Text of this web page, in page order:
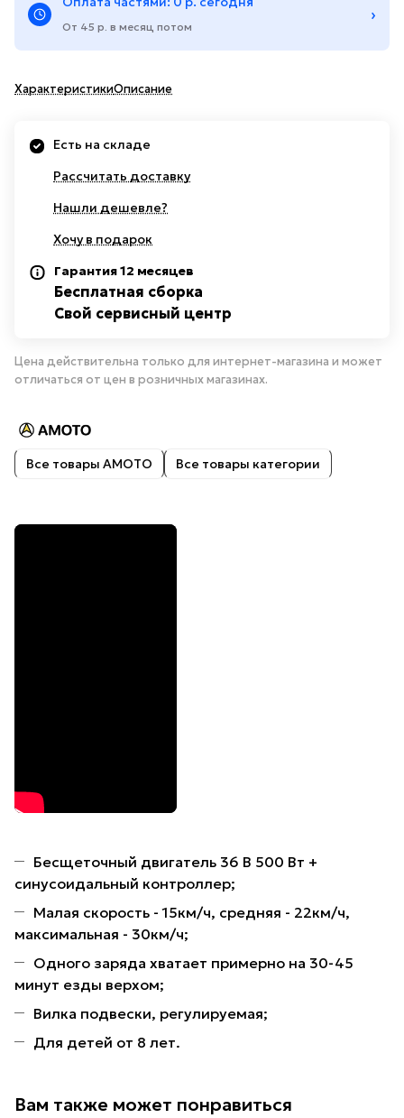
От 45 р. в месяц потом
›
ХарактеристикиОписание
Есть на складе
Рассчитать доставку
Нашли дешевле?
Хочу в подарок
Гарантия 12 месяцев
Бесплатная сборка
Свой сервисный центр
Цена действительна только для интернет-магазина и может
отличаться от цен в розничных магазинах.
Все товары AMOTO Все товары категории
Бесщеточный двигатель 36 В 500 Вт +
синусоидальный контроллер;
Малая скорость - 15км/ч, средняя - 22км/ч,
максимальная - 30км/ч;
Одного заряда хватает примерно на 30-45
минут езды верхом;
Вилка подвески, регулируемая;
Для детей от 8 лет.
Вам также может понравиться